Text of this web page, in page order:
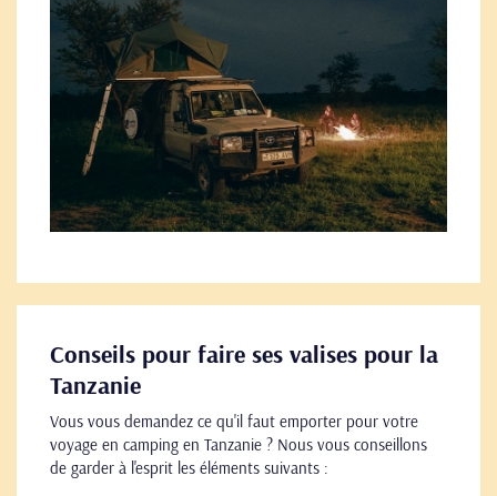
Conseils pour faire ses valises pour la
Tanzanie
Vous vous demandez ce qu'il faut emporter pour votre
voyage en camping en Tanzanie ? Nous vous conseillons
de garder à l'esprit les éléments suivants :